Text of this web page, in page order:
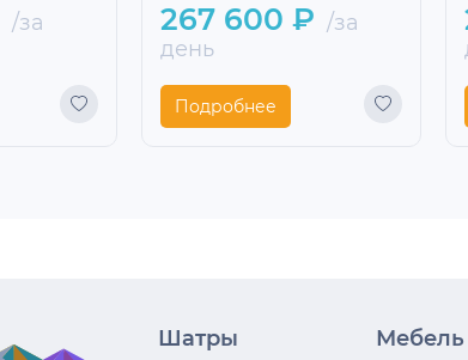
/за
267 600 ₽ /за
день
Подробнее
Шатры Мебель